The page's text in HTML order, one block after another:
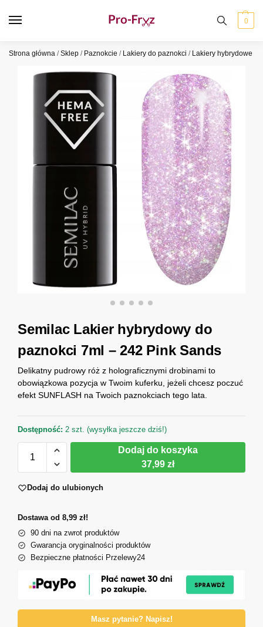
0
Strona główna /Sklep / Paznokcie / Lakiery do paznokci / Lakiery hybrydowe
Semilac Lakier hybrydowy do
paznokci 7ml – 242 Pink Sands
Delikatny pudrowy róż z holograficznymi drobinami to
obowiązkowa pozycja w Twoim kuferku, jeżeli chcesz poczuć
efekt SUNFLASH na Twoich paznokciach tego lata.
Dostępność: 2 szt. (wysyłka jeszcze dziś!)
Dodaj do koszyka
37,99 zł
Dodaj do ulubionych
Dostawa od 8,99 zł!
90 dni na zwrot produktów
Gwarancja oryginalności produktów
Bezpieczne płatności Przelewy24
Masz pytanie? Napisz!